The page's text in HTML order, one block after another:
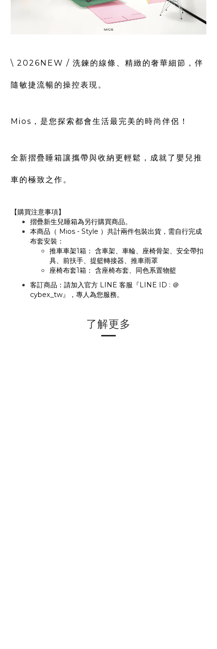
\ 2026NEW / 洗鍊的線條、精緻的奢華細節，伴
隨敏捷流暢的操控表現。
Mios，是您探索都會生活最完美的時尚伴侶！
全新摺疊睡箱讓攜帶與收納更輕鬆，成就了嬰兒推
車的極致之作。
【購買注意事項】
摺疊新生兒睡箱為另行購買商品。
本商品（ Mios - Style ）共計兩件包裝出貨，需自行完成
布套安裝：
推車車架1箱： 含車架、車輪、座椅骨架、安全帶扣
具、前扶手、提籃轉接器、推車雨罩
座椅布套1箱： 含座椅布套、同色系置物籃
客訂商品：請加入官方 LINE 客服『LINE ID : ＠
cybex_tw』，專人為您服務。
了解更多